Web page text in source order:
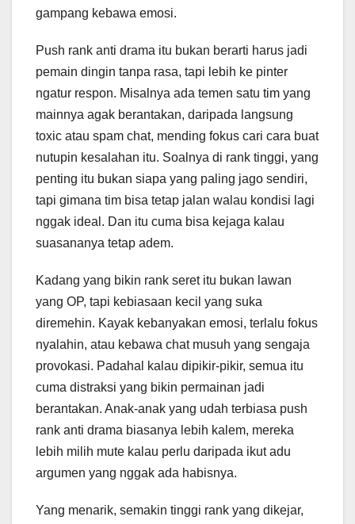
gampang kebawa emosi.
Push rank anti drama itu bukan berarti harus jadi
pemain dingin tanpa rasa, tapi lebih ke pinter
ngatur respon. Misalnya ada temen satu tim yang
mainnya agak berantakan, daripada langsung
toxic atau spam chat, mending fokus cari cara buat
nutupin kesalahan itu. Soalnya di rank tinggi, yang
penting itu bukan siapa yang paling jago sendiri,
tapi gimana tim bisa tetap jalan walau kondisi lagi
nggak ideal. Dan itu cuma bisa kejaga kalau
suasananya tetap adem.
Kadang yang bikin rank seret itu bukan lawan
yang OP, tapi kebiasaan kecil yang suka
diremehin. Kayak kebanyakan emosi, terlalu fokus
nyalahin, atau kebawa chat musuh yang sengaja
provokasi. Padahal kalau dipikir-pikir, semua itu
cuma distraksi yang bikin permainan jadi
berantakan. Anak-anak yang udah terbiasa push
rank anti drama biasanya lebih kalem, mereka
lebih milih mute kalau perlu daripada ikut adu
argumen yang nggak ada habisnya.
Yang menarik, semakin tinggi rank yang dikejar,